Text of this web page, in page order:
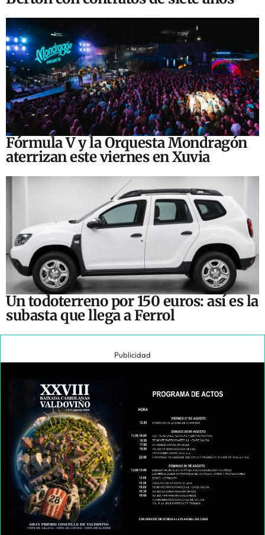
Fórmula V y la Orquesta Mondragón
aterrizan este viernes en Xuvia
Un todoterreno por 150 euros: así es la
subasta que llega a Ferrol
Publicidad